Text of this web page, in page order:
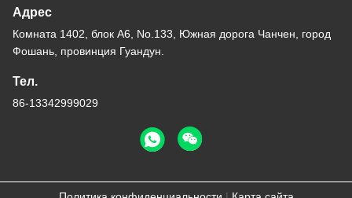
Адрес
Комната 1402, блок А6, No.133, Южная дорога Чанчен, город
Фошань, провинция Гуандун.
Тел.
86-13342999029